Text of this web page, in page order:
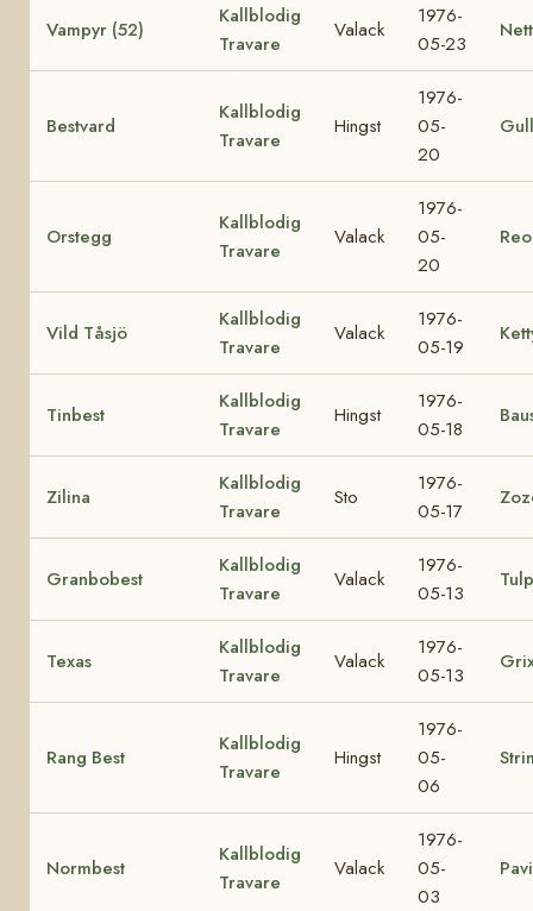
Vampyr (52)
Kallblodig
Travare
Valack
1976-
05-23
Bestvard
Kallblodig
Travare
Hingst
1976-
05-
20
Orstegg
Kallblodig
Travare
Valack
1976-
05-
20
Vild Tåsjö
Kallblodig
Travare
Valack
1976-
05-19
Tinbest
Kallblodig
Travare
Hingst
1976-
05-18
Zilina
Kallblodig
Travare
Sto
1976-
05-17
Granbobest
Kallblodig
Travare
Valack
1976-
05-13
Texas
Kallblodig
Travare
Valack
1976-
05-13
Rang Best
Kallblodig
Travare
Hingst
1976-
05-
06
Normbest
Kallblodig
Travare
Valack
1976-
05-
03